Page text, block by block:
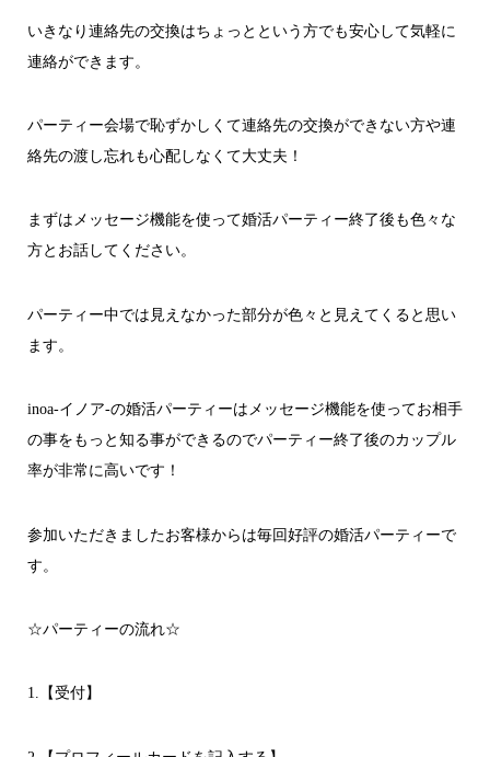
いきなり連絡先の交換はちょっとという方でも安心して気軽に
連絡ができます。
パーティー会場で恥ずかしくて連絡先の交換ができない方や連
絡先の渡し忘れも心配しなくて大丈夫！
まずはメッセージ機能を使って婚活パーティー終了後も色々な
方とお話してください。
パーティー中では見えなかった部分が色々と見えてくると思い
ます。
inoa-イノア-の婚活パーティーはメッセージ機能を使ってお相手
の事をもっと知る事ができるのでパーティー終了後のカップル
率が非常に高いです！
参加いただきましたお客様からは毎回好評の婚活パーティーで
す。
☆パーティーの流れ☆
1.【受付】